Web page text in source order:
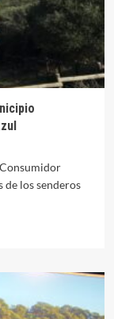
de los senderos